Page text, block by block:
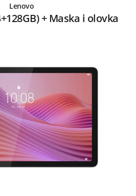
Lenovo
+ Maska i olovka